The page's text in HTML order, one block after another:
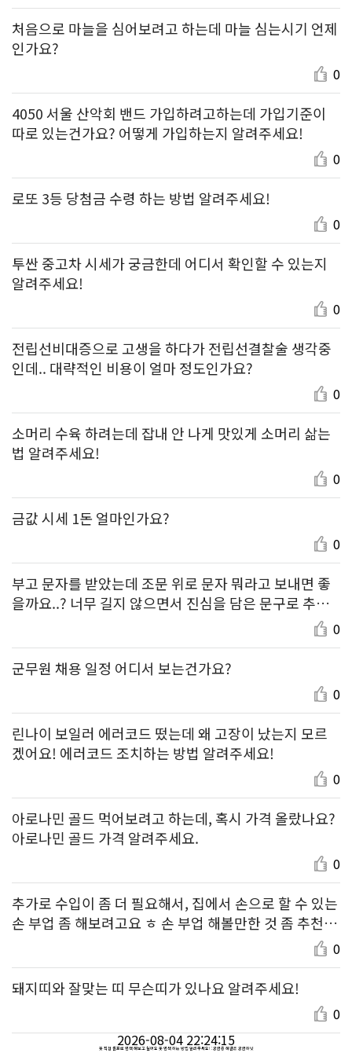
처음으로 마늘을 심어보려고 하는데 마늘 심는시기 언제
인가요?
0
4050 서울 산악회 밴드 가입하려고하는데 가입기준이
따로 있는건가요? 어떻게 가입하는지 알려주세요!
0
로또 3등 당첨금 수령 하는 방법 알려주세요!
0
투싼 중고차 시세가 궁금한데 어디서 확인할 수 있는지
알려주세요!
0
전립선비대증으로 고생을 하다가 전립선결찰술 생각중
인데.. 대략적인 비용이 얼마 정도인가요?
0
소머리 수육 하려는데 잡내 안 나게 맛있게 소머리 삶는
법 알려주세요!
0
금값 시세 1돈 얼마인가요?
0
부고 문자를 받았는데 조문 위로 문자 뭐라고 보내면 좋
을까요..? 너무 길지 않으면서 진심을 담은 문구로 추천
0
군무원 채용 일정 어디서 보는건가요?
0
린나이 보일러 에러코드 떴는데 왜 고장이 났는지 모르
겠어요! 에러코드 조치하는 방법 알려주세요!
0
아로나민 골드 먹어보려고 하는데, 혹시 가격 올랐나요?
아로나민 골드 가격 알려주세요.
0
추가로 수입이 좀 더 필요해서, 집에서 손으로 할 수 있는
손 부업 좀 해보려고요 ㅎ 손 부업 해볼만한 것 좀 추천해
0
돼지띠와 잘맞는 띠 무슨띠가 있나요 알려주세요!
0
2026-08-04 22:24:15
옷 직접 셀프로 염색 해보고 싶어요 옷 염색 하는 방법 알려주세요! : 궁금증 해결은 궁금하넷